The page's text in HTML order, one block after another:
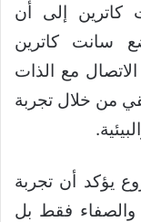
كاترين إلى أن
سانت كاترين
مع الذات
من خلال تجربة
يؤكد أن تجربة
والصفاء فقط بل